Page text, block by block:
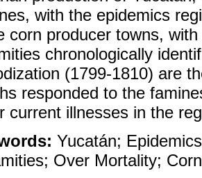
with the epidemics
corn producer towns,
chronologically
(1799-1810) are
responded to the
current illnesses in the
Yucatán;
Over Mortality; Corn